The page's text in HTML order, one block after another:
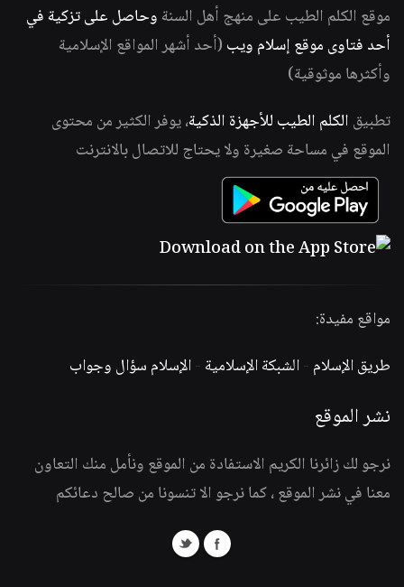
موقع الكلم الطيب على منهج أهل السنة وحاصل على تزكية في
أحد فتاوى موقع إسلام ويب (أحد أشهر المواقع الإسلامية
وأكثرها موثوقية)
تطبيق الكلم الطيب للأجهزة الذكية، يوفر الكثير من محتوى
الموقع في مساحة صغيرة ولا يحتاج للاتصال بالانترنت
مواقع مفيدة:
طريق الإسلام -الشبكة الإسلامية -الإسلام سؤال وجواب
نشر الموقع
نرجو لك زائرنا الكريم الاستفادة من الموقع ونأمل منك التعاون
معنا في نشر الموقع ، كما نرجو الا تنسونا من صالح دعائكم